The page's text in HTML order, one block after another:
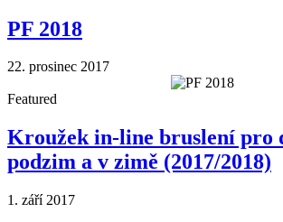
PF 2018
22. prosinec 2017
Featured
Kroužek in-line bruslení pro
podzim a v zimě (2017/2018)
1. září 2017